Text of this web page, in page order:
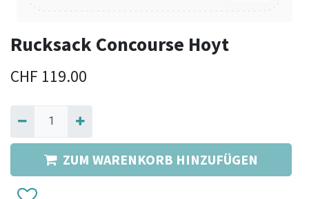
Rucksack Concourse Hoyt
CHF 119.00
ZUM WARENKORB HINZUFÜGEN